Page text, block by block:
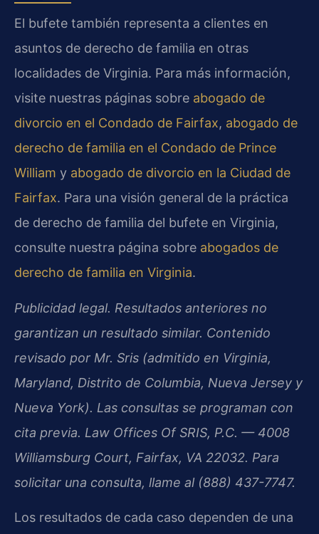
El bufete también representa a clientes en
asuntos de derecho de familia en otras
localidades de Virginia. Para más información,
visite nuestras páginas sobre abogado de
divorcio en el Condado de Fairfax, abogado de
derecho de familia en el Condado de Prince
William y abogado de divorcio en la Ciudad de
Fairfax. Para una visión general de la práctica
de derecho de familia del bufete en Virginia,
consulte nuestra página sobre abogados de
derecho de familia en Virginia.
Publicidad legal. Resultados anteriores no
garantizan un resultado similar. Contenido
revisado por Mr. Sris (admitido en Virginia,
Maryland, Distrito de Columbia, Nueva Jersey y
Nueva York). Las consultas se programan con
cita previa. Law Offices Of SRIS, P.C. — 4008
Williamsburg Court, Fairfax, VA 22032. Para
solicitar una consulta, llame al (888) 437-7747.
Los resultados de cada caso dependen de una